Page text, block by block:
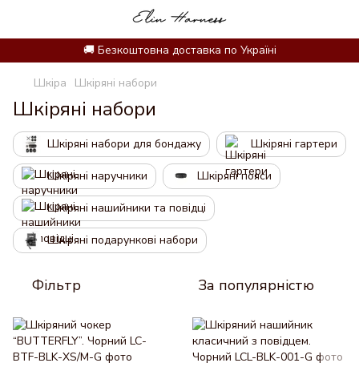
🚚 Безкоштовна доставка по Україні
Шкіра Шкіряні набори
Шкіряні набори
Шкіряні набори для бондажу Шкіряні гартери
Шкіряні наручники Шкіряні пояси
Шкіряні нашийники та повідці
Шкіряні подарункові набори
Фільтр За популярністю